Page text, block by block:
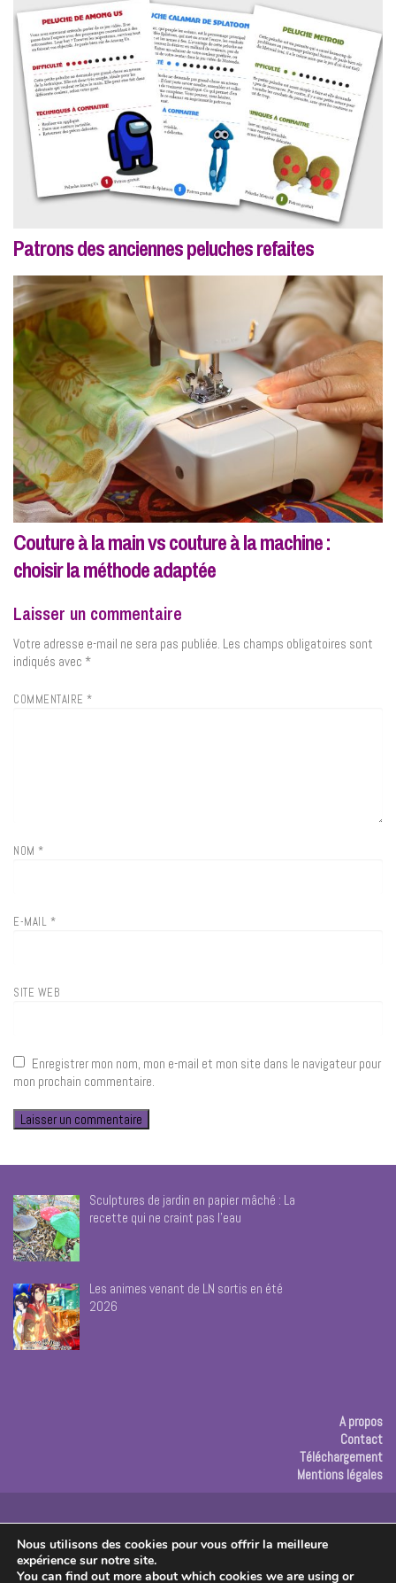
Patrons des anciennes peluches refaites
Couture à la main vs couture à la machine :
choisir la méthode adaptée
Laisser un commentaire
Votre adresse e-mail ne sera pas publiée. Les champs obligatoires sont
indiqués avec *
COMMENTAIRE *
NOM *
E-MAIL *
SITE WEB
Enregistrer mon nom, mon e-mail et mon site dans le navigateur pour
mon prochain commentaire.
Sculptures de jardin en papier mâché : La
recette qui ne craint pas l’eau
Les animes venant de LN sortis en été
2026
A propos
Contact
Téléchargement
Mentions légales
Copyright © 2026 Les créas de Rose
Nous utilisons des cookies pour vous offrir la meilleure
expérience sur notre site.
You can find out more about which cookies we are using or